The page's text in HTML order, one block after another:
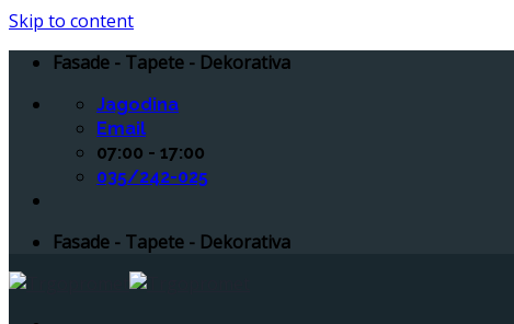
Skip to content
Fasade - Tapete - Dekorativa
Jagodina
Email
07:00 - 17:00
035/242-025
Fasade - Tapete - Dekorativa